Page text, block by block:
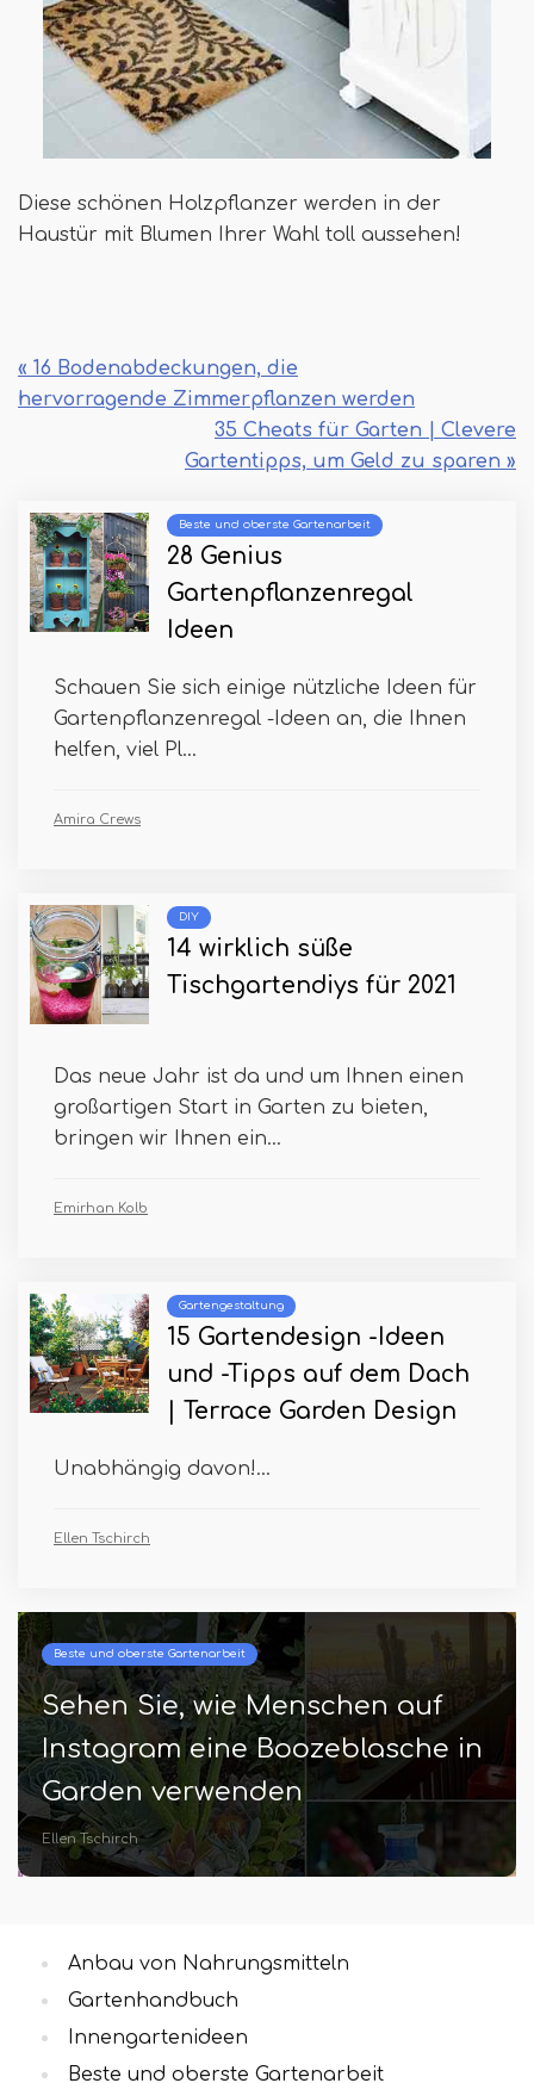
Diese schönen Holzpflanzer werden in der
Haustür mit Blumen Ihrer Wahl toll aussehen!
« 16 Bodenabdeckungen, die
hervorragende Zimmerpflanzen werden
35 Cheats für Garten | Clevere
Gartentipps, um Geld zu sparen »
Beste und oberste Gartenarbeit
28 Genius
Gartenpflanzenregal
Ideen
Schauen Sie sich einige nützliche Ideen für
Gartenpflanzenregal -Ideen an, die Ihnen
helfen, viel Pl...
Amira Crews
DIY
14 wirklich süße
Tischgartendiys für 2021
Das neue Jahr ist da und um Ihnen einen
großartigen Start in Garten zu bieten,
bringen wir Ihnen ein...
Emirhan Kolb
Gartengestaltung
15 Gartendesign -Ideen
und -Tipps auf dem Dach
| Terrace Garden Design
Unabhängig davon!...
Ellen Tschirch
Beste und oberste Gartenarbeit
Sehen Sie, wie Menschen auf
Instagram eine Boozeblasche in
Garden verwenden
Ellen Tschirch
Anbau von Nahrungsmitteln
Gartenhandbuch
Innengartenideen
Beste und oberste Gartenarbeit